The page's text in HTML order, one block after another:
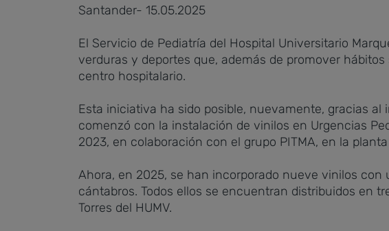
Santander- 15.05.2025
El Servicio de Pediatría del Hospital Universitario
verduras y deportes que, además de promover
centro hospitalario.
Esta iniciativa ha sido posible, nuevamente, gracias
comenzó con la instalación de vinilos en Urgencias
2023, en colaboración con el grupo PITMA, en la
Ahora, en 2025, se han incorporado nueve vinilos
cántabros. Todos ellos se encuentran distribuidos en
Torres del HUMV.